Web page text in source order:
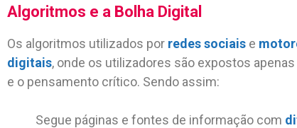
Algoritmos e a Bolha Digital
Os algoritmos utilizados por redes sociais e
digitais, onde os utilizadores são expostos
e o pensamento crítico. Sendo assim:
Segue páginas e fontes de informação com